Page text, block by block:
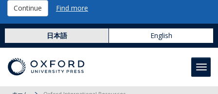
Continue Find more
日本語 English